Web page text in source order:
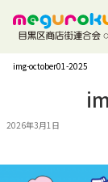
img-october01-2025
2026年3月1日